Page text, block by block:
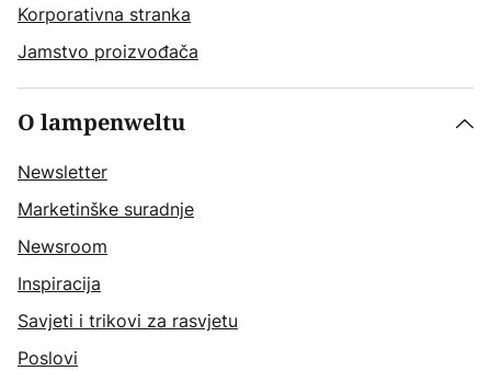
Korporativna stranka
Jamstvo proizvođača
O lampenweltu
Newsletter
Marketinške suradnje
Newsroom
Inspiracija
Savjeti i trikovi za rasvjetu
Poslovi